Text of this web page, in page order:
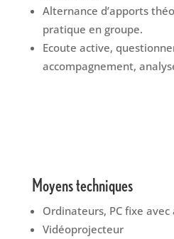
Alternance d’apports
pratique en groupe.
Ecoute active,
accompagnement,
Moyens techniques
Ordinateurs, PC fixe
Vidéoprojecteur